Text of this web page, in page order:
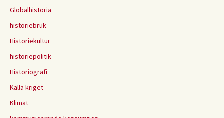
Globalhistoria
historiebruk
Historiekultur
historiepolitik
Historiografi
Kalla kriget
Klimat